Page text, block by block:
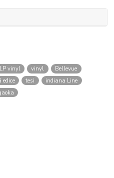
LP vinyl vinyl
Bellevue
tesi
indiana Line